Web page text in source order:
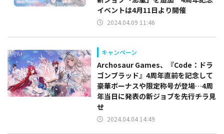
イベントは4月11日より開催
2024.04.09 11:46
キャンペーン
Archosaur Games、『Code：ドラ
ゴンブラッド』4周年直前を記念して
豪華ボーナスや限定称号が登場…4周
年当日に発表の新ジョブを先行チラ見
せ
2024.04.04 14:49